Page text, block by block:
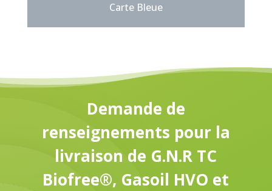
Carte Bleue
Demande de
renseignements pour la
livraison de G.N.R TC
Biofree®, Gasoil HVO et